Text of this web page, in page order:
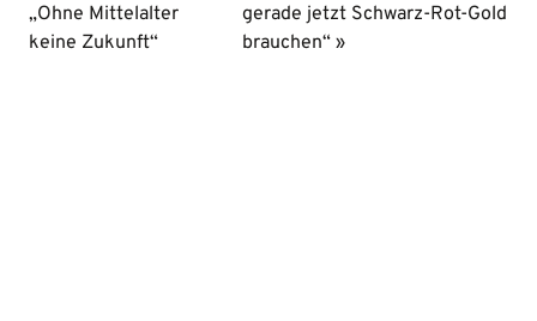
„Ohne Mittelalter
keine Zukunft“
gerade jetzt Schwarz-Rot-Gold
brauchen“